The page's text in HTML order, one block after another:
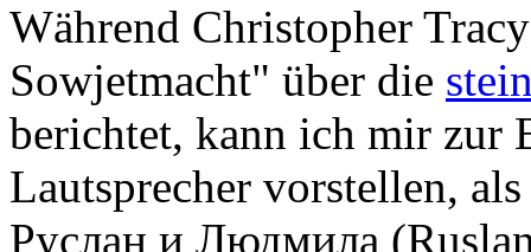
Während Christopher
Sowjetmacht" über die
berichtet, kann ich mir zur
Lautsprecher vorstellen,
Руслан и Людмила